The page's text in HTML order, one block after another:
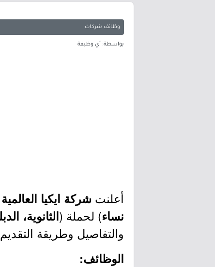
وظائف شركات
بواسطة: أي وظيفة
أعلنت شركة ايكيا العالمية
نساء) لحملة (الثانوية،
والتفاصيل وطريقة
الوظائف: